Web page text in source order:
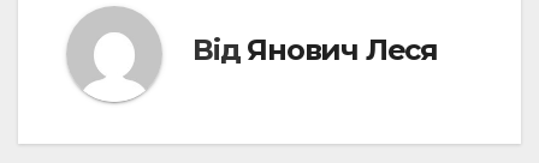
Від Янович Леся